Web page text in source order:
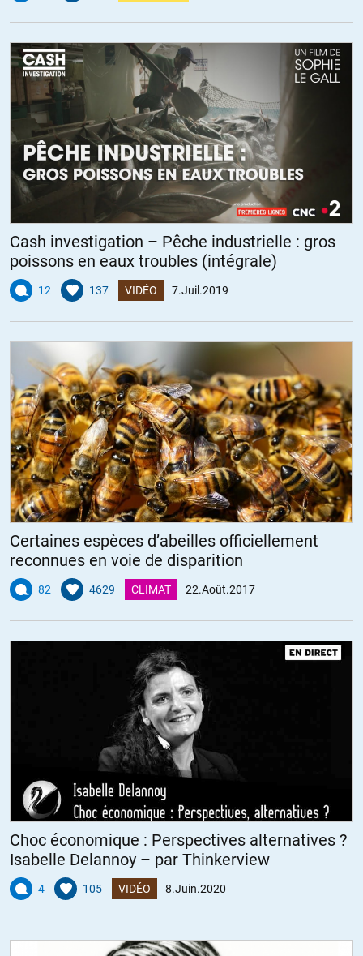
Cash investigation – Pêche industrielle : gros
poissons en eaux troubles (intégrale)
12 137 VIDÉO 7.Juil.2019
Certaines espèces d’abeilles officiellement
reconnues en voie de disparition
82 4629 CLIMAT 22.Août.2017
Choc économique : Perspectives alternatives ?
Isabelle Delannoy – par Thinkerview
4 105 VIDÉO 8.Juin.2020